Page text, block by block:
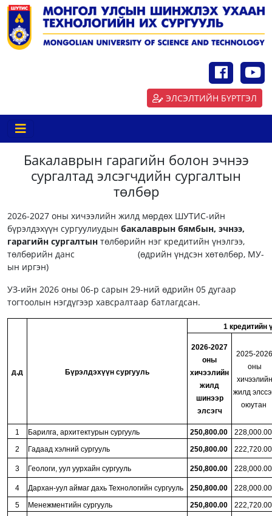
ЭЛСЭЛТИЙН БҮРТГЭЛ
Бакалаврын гарагийн болон эчнээ
сургалтад элсэгчдийн сургалтын
төлбөр
2026-2027 оны хичээлийн жилд мөрдөх ШУТИС-ийн
бүрэлдэхүүн сургуулиудын бакалаврын бямбын, эчнээ,
гарагийн сургалтын төлбөрийн нэг кредитийн үнэлгээ,
төлбөрийн данс (өдрийн үндсэн хөтөлбөр, МУ-
ын иргэн)
УЗ-ийн 2026 оны 06-р сарын 29-ний өдрийн 05 дугаар
тогтоолын нэгдүгээр хавсралтаар батлагдсан.
д.д Бүрэлдэхүүн сургууль
1 кредитийн
2026-2027
оны
хичээлийн
жилд
шинээр
элсэгч
2025-2026
оны
хичээлийн
жилд
оюутан
1 Барилга, архитектурын сургууль 250,800.00
228,000.00
2
Гадаад хэлний сургууль 250,800.00 222,720.00
3 Геологи, уул уурхайн сургууль 250,800.00 228,000.00
4 Дархан-уул аймаг дахь Технологийн сургууль 250,800.00
228,000.00
5
Менежментийн сургууль 250,800.00
222,720.00